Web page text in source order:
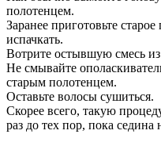
полотенцем.
Заранее приготовьте
испачкать.
Вотрите остывшую смесь
Не смывайте
старым полотенцем.
Оставьте волосы сушиться.
Скорее всего, такую
раз до тех пор, пока седина